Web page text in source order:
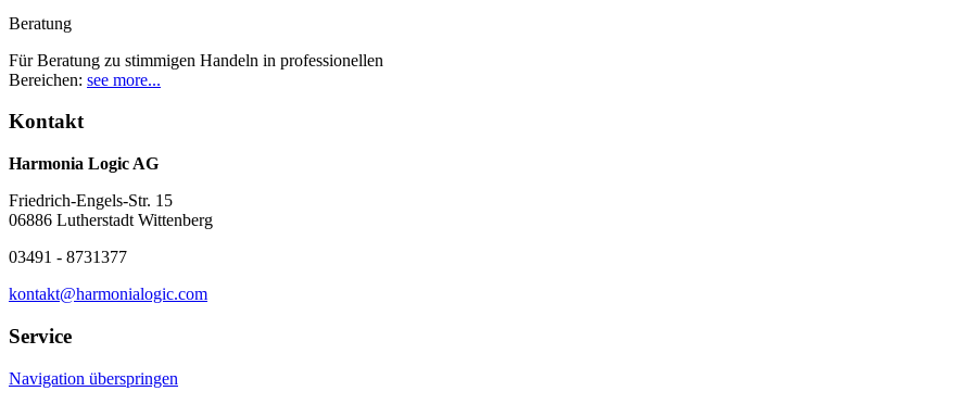
Beratung
Für Beratung zu stimmigen Handeln in professionellen
Bereichen: see more...
Kontakt
Harmonia Logic AG
Friedrich-Engels-Str. 15
06886 Lutherstadt Wittenberg
03491 - 8731377
kontakt@harmonialogic.com
Service
Navigation überspringen